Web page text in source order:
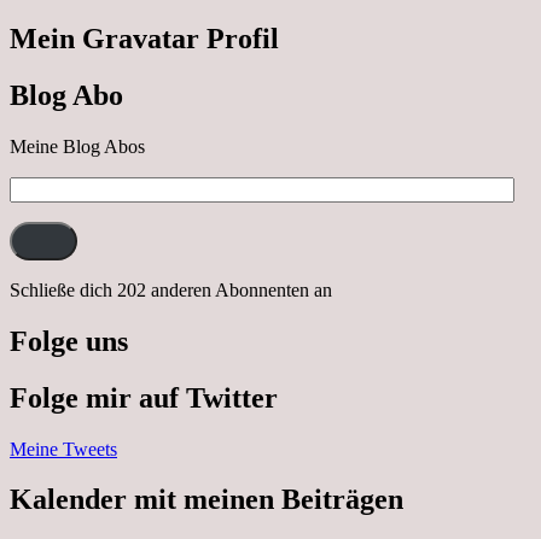
Mein Gravatar Profil
Blog Abo
Meine Blog Abos
Mail-
Adresse:
Schließe dich 202 anderen Abonnenten an
Folge uns
Folge mir auf Twitter
Meine Tweets
Kalender mit meinen Beiträgen